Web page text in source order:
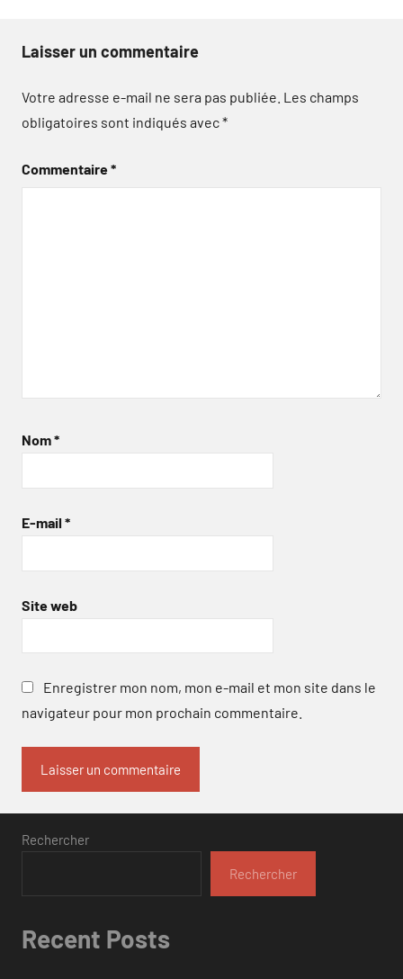
Laisser un commentaire
Votre adresse e-mail ne sera pas publiée. Les champs
obligatoires sont indiqués avec*
Commentaire*
Nom*
E-mail *
Site web
Enregistrer mon nom, mon e-mail et mon site dans le
navigateur pour mon prochain commentaire.
Rechercher
Rechercher
Recent Posts